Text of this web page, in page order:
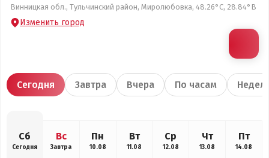
Винницкая обл., Тульчинский район, Миролюбовка, 48.26°С, 28.84°В
Изменить город
Сегодня Завтра Вчера По часам
Сб
Сегодня
Вс
Завтра
Пн
10.08
Вт
11.08
Ср
12.08
Чт
13.08
Пт
14.08